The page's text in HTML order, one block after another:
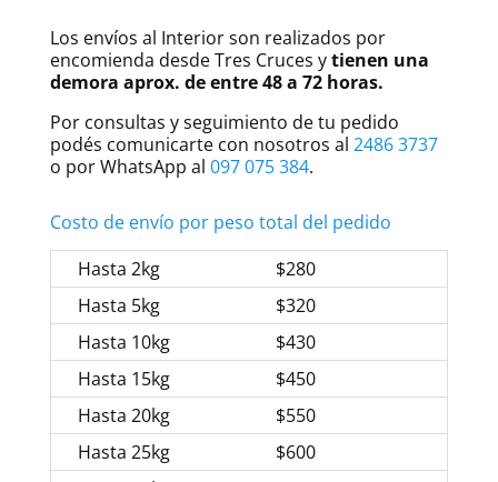
Los envíos al Interior son realizados por
encomienda desde Tres Cruces ytienen una
demora aprox. de entre 48 a 72 horas.
Por consultas y seguimiento de tu pedido
podés comunicarte con nosotros al 2486 3737
o por WhatsApp al 097 075 384.
Costo de envío por peso total del pedido
Hasta 2kg
$280
Hasta 5kg
$320
Hasta 10kg
$430
Hasta 15kg
$450
Hasta 20kg
$550
Hasta 25kg
$600